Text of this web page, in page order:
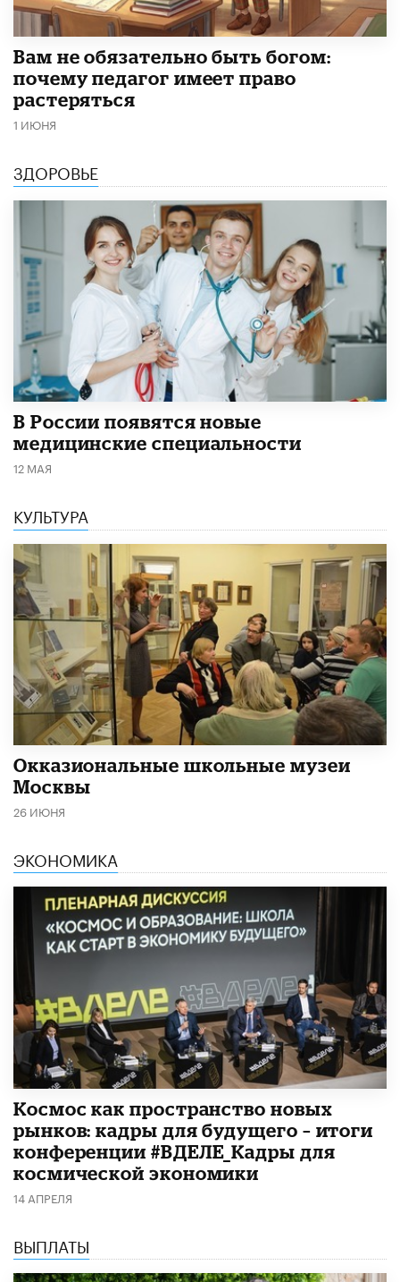
​Вам не обязательно быть богом:
почему педагог имеет право
растеряться
1 ИЮНЯ
ЗДОРОВЬЕ
В России появятся новые
медицинские специальности
12 МАЯ
КУЛЬТУРА
​Окказиональные школьные музеи
Москвы
26 ИЮНЯ
ЭКОНОМИКА
Космос как пространство новых
рынков: кадры для будущего – итоги
конференции #ВДЕЛЕ_Кадры для
космической экономики
14 АПРЕЛЯ
ВЫПЛАТЫ